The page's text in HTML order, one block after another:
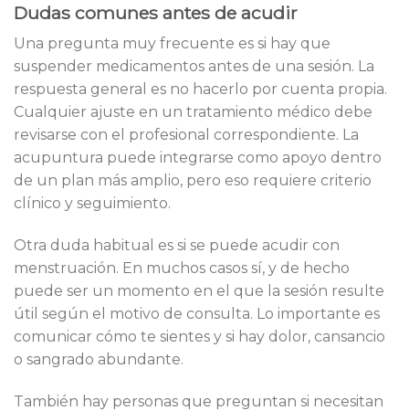
Dudas comunes antes de acudir
Una pregunta muy frecuente es si hay que
suspender medicamentos antes de una sesión. La
respuesta general es no hacerlo por cuenta propia.
Cualquier ajuste en un tratamiento médico debe
revisarse con el profesional correspondiente. La
acupuntura puede integrarse como apoyo dentro
de un plan más amplio, pero eso requiere criterio
clínico y seguimiento.
Otra duda habitual es si se puede acudir con
menstruación. En muchos casos sí, y de hecho
puede ser un momento en el que la sesión resulte
útil según el motivo de consulta. Lo importante es
comunicar cómo te sientes y si hay dolor, cansancio
o sangrado abundante.
También hay personas que preguntan si necesitan